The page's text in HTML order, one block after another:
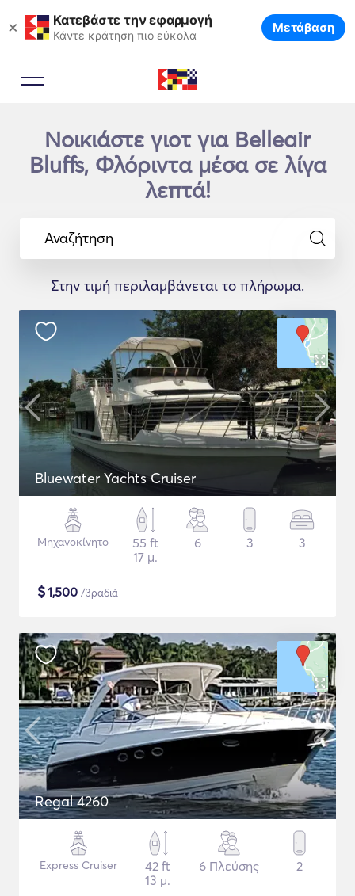
× Κατεβάστε την εφαρμογή
Κάντε κράτηση πιο εύκολα Μετάβαση
Νοικιάστε γιοτ για Belleair
Bluffs, Φλόριντα μέσα σε λίγα
λεπτά!
Αναζήτηση
Στην τιμή περιλαμβάνεται το πλήρωμα.
Bluewater Yachts Cruiser
Μηχανοκίνητο
55 ft
17 μ.
6 3 3
$1,500 /βραδιά
Regal 4260
Express Cruiser
42 ft
13 μ.
6 Πλεύσης 2